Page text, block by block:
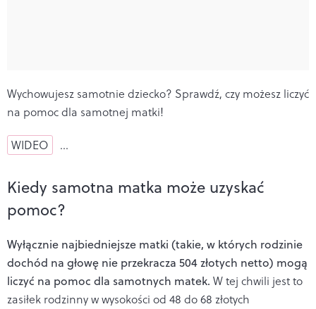
Wychowujesz samotnie dziecko? Sprawdź, czy możesz liczyć
na pomoc dla samotnej matki!
WIDEO …
Kiedy samotna matka może uzyskać
pomoc?
Wyłącznie najbiedniejsze matki (takie, w których rodzinie
dochód na głowę nie przekracza 504 złotych netto) mogą
liczyć na pomoc dla samotnych matek. W tej chwili jest to
zasiłek rodzinny w wysokości od 48 do 68 złotych